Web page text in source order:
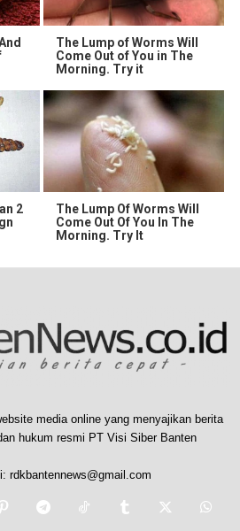
The Lump of Worms Will
Come Out of You in The
Morning. Try it
2
The Lump Of Worms Will
Come Out Of You In The
Morning. Try It
media online yang menyajikan berita
hukum resmi PT Visi Siber Banten
rdkbantennews@gmail.com